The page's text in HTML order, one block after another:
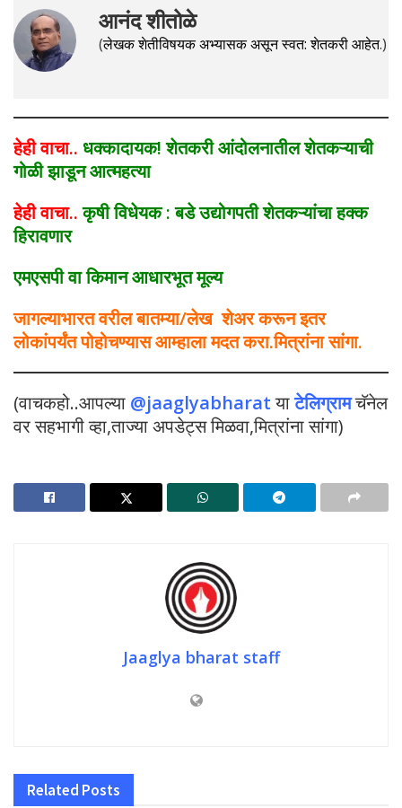
आनंद शीतोळे
(लेखक शेतीविषयक अभ्यासक असून स्वत: शेतकरी आहेत.)
हेही वाचा.. धक्कादायक! शेतकरी आंदोलनातील शेतकऱ्याची
गोळी झाडून आत्महत्या
हेही वाचा..कृषी विधेयक : बडे उद्योगपती शेतकऱ्यांचा हक्क
हिरावणार
एमएसपी वा किमान आधारभूत मूल्य
जागल्याभारत वरील बातम्या/लेख शेअर करून इतर
लोकांपर्यंत पोहोचण्यास आम्हाला मदत करा.मित्रांना सांगा.
(वाचकहो..आपल्या @jaaglyabharat याटेलिग्रामचॅनेल
वर सहभागी व्हा,ताज्या अपडेट्स मिळवा,मित्रांना सांगा)
Jaaglya bharat staff
Related Posts